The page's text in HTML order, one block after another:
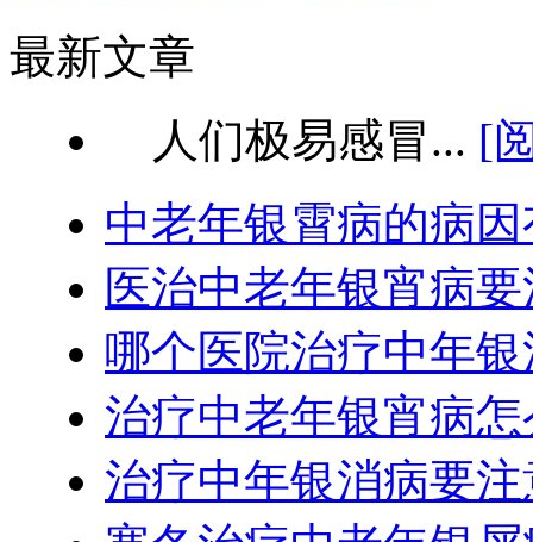
最新文章
人们极易感冒... [
中老年银霄病的病
医治中老年银宵病
哪个医院治疗中年
治疗中老年银宵病
治疗中年银消病要